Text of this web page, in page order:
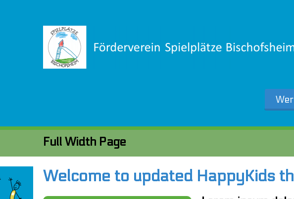
Full Width Page
Welcome to updated HappyKids